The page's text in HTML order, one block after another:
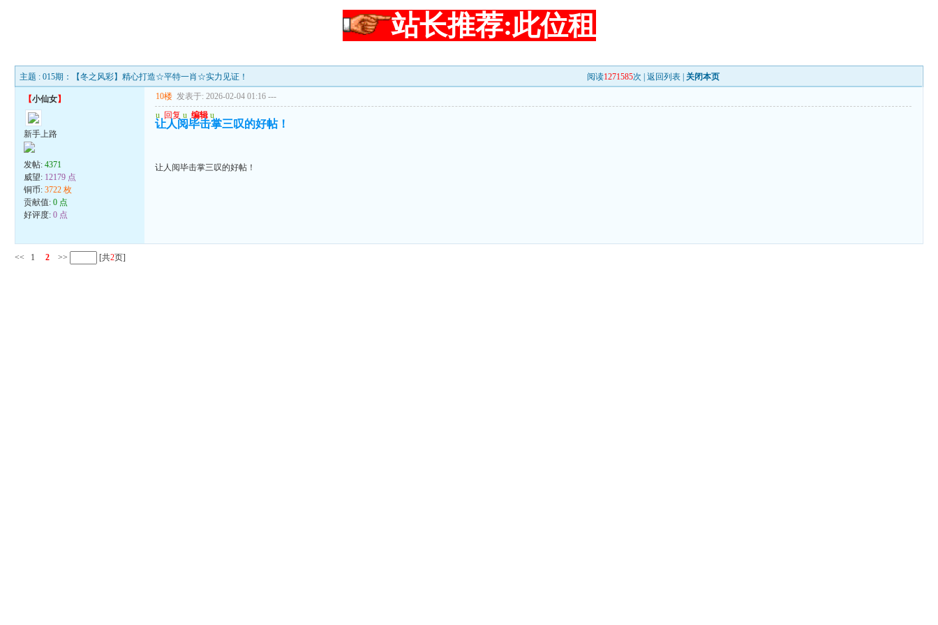
站长推荐:此位租
主题 : 015期：【冬之风彩】精心打造☆平特一肖☆实力见证！ 阅读1271585次 |返回列表 关闭本页
【小仙女】
新手上路
发帖:4371
威望: 12179 点
铜币:3722 枚
贡献值:0 点
好评度:0 点
10楼 发表于: 2026-02-04 01:16 ---
u 回复 u 编辑 u
让人阅毕击掌三叹的好帖！
让人阅毕击掌三叹的好帖！
<< 1 2 >> [共2页]